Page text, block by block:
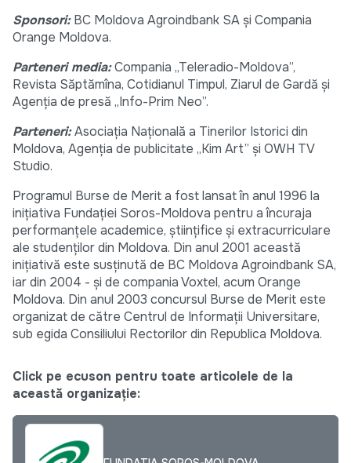
Sponsori:BC Moldova Agroindbank SA şi Compania
Orange Moldova.
Parteneri media:Compania „Teleradio-Moldova”,
Revista Săptămîna, Cotidianul Timpul, Ziarul de Gardă şi
Agenţia de presă „Info-Prim Neo”.
Parteneri:Asociaţia Naţională a Tinerilor Istorici din
Moldova, Agenţia de publicitate „Kim Art” şi OWH TV
Studio.
Programul Burse de Merit a fost lansat în anul 1996 la
iniţiativa Fundaţiei Soros-Moldova pentru a încuraja
performanţele academice, ştiinţifice şi extracurriculare
ale studenţilor din Moldova. Din anul 2001 această
iniţiativă este susţinută de BC Moldova Agroindbank SA,
iar din 2004 - şi de compania Voxtel, acum Orange
Moldova. Din anul 2003 concursul Burse de Merit este
organizat de către Centrul de Informaţii Universitare,
sub egida Consiliului Rectorilor din Republica Moldova.
Click pe ecuson pentru toate articolele de la
această organizație: